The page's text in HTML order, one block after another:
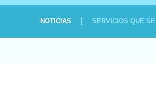
NOTICIAS SERVICIOS QUE